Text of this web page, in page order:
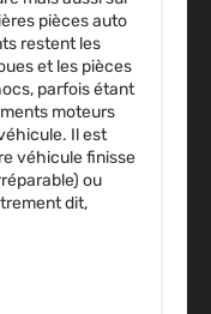
pièces auto
restent les
et les pièces
parfois étant
moteurs
Il est
véhicule finisse
ou
dit,